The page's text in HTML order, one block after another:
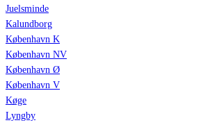
Juelsminde
Kalundborg
København K
København NV
København Ø
København V
Køge
Lyngby